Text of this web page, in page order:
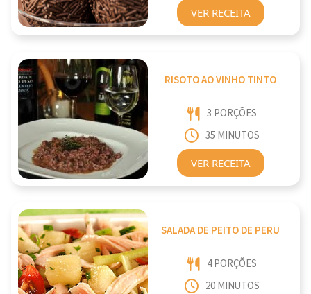
VER RECEITA
RISOTO AO VINHO TINTO
3 PORÇÕES
35 MINUTOS
VER RECEITA
SALADA DE PEITO DE PERU
4 PORÇÕES
20 MINUTOS